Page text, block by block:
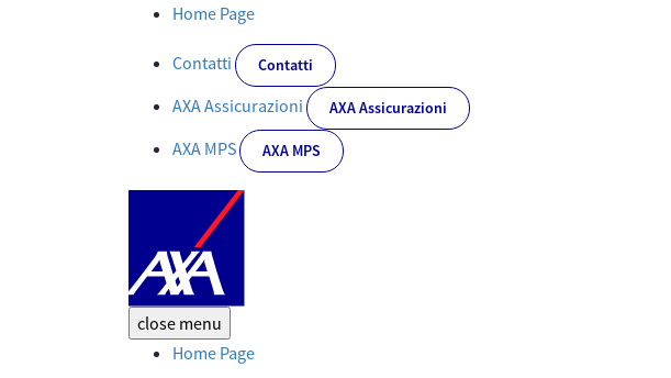
AXA Italia è Top Employer 2021 - Corporate
Home Page
Contatti Contatti
AXA Assicurazioni AXA Assicurazioni
AXA MPS AXA MPS
close menu
Home Page